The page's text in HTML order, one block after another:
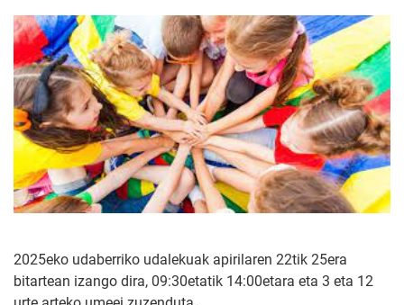
2025eko udaberriko udalekuak apirilaren 22tik 25era
bitartean izango dira, 09:30etatik 14:00etara eta 3 eta 12